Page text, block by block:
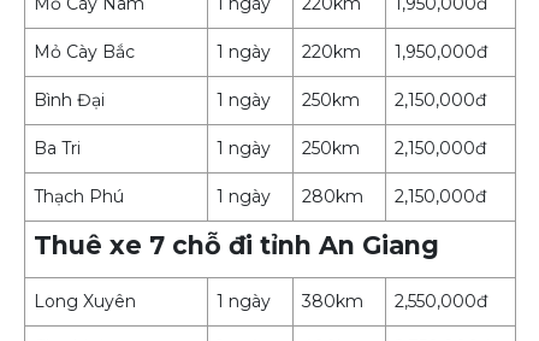
Mỏ Cày Bắc 1 ngày 220km 1,950,000đ
Bình Đại 1 ngày 250km 2,150,000đ
Ba Tri 1 ngày 250km 2,150,000đ
Thạch Phú 1 ngày 280km 2,150,000đ
Thuê xe 7 chỗ đi tỉnh An Giang
Long Xuyên 1 ngày 380km 2,550,000đ